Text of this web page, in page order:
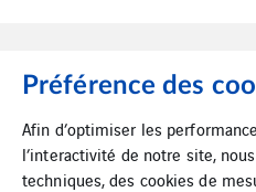
Préférence des
Afin d’optimiser les
l’interactivité de notre site,
techniques, des cookies de